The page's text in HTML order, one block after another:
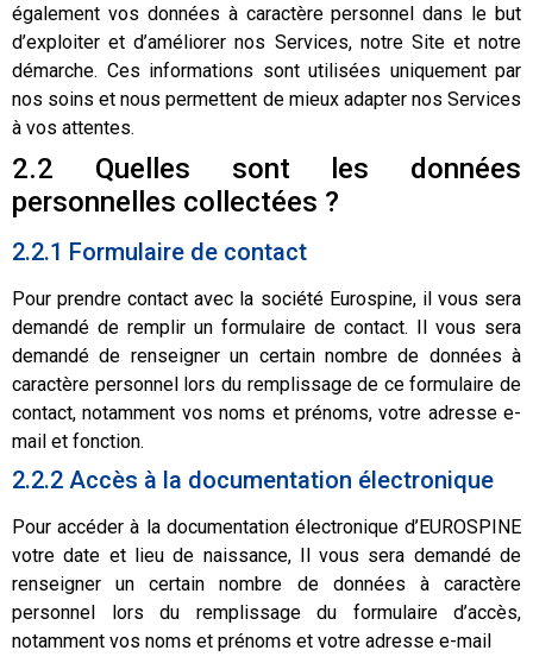
également vos données à caractère personnel dans le but
d’exploiter et d’améliorer nos Services, notre Site et notre
démarche. Ces informations sont utilisées uniquement par
nos soins et nous permettent de mieux adapter nos Services
à vos attentes.
2.2 Quelles sont les données
personnelles collectées ?
2.2.1 Formulaire de contact
Pour prendre contact avec la société Eurospine, il vous sera
demandé de remplir un formulaire de contact. Il vous sera
demandé de renseigner un certain nombre de données à
caractère personnel lors du remplissage de ce formulaire de
contact, notamment vos noms et prénoms, votre adresse e-
mail et fonction.
2.2.2 Accès à la documentation électronique
Pour accéder à la documentation électronique d’EUROSPINE
votre date et lieu de naissance, Il vous sera demandé de
renseigner un certain nombre de données à caractère
personnel lors du remplissage du formulaire d’accès,
notamment vos noms et prénoms et votre adresse e-mail